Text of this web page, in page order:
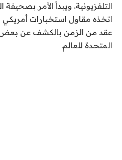
التلفزيونية. ويبدأ الأمر بصحيفة
اتخذه مقاول استخبارات
عقد من الزمن بالكشف عن بعض
المتحدة للعالم.